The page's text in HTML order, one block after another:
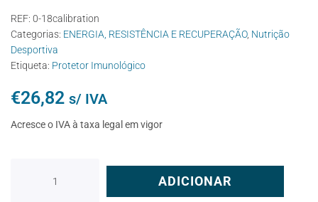
REF: 0-18calibration
Categorias: ENERGIA, RESISTÊNCIA E RECUPERAÇÃO, Nutrição
Desportiva
Etiqueta: Protetor Imunológico
€26,82 s/ IVA
Acresce o IVA à taxa legal em vigor
ADICIONAR